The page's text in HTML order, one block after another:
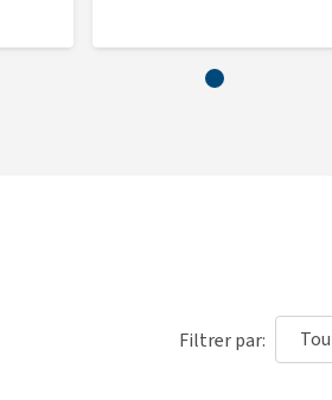
Filtrer par: